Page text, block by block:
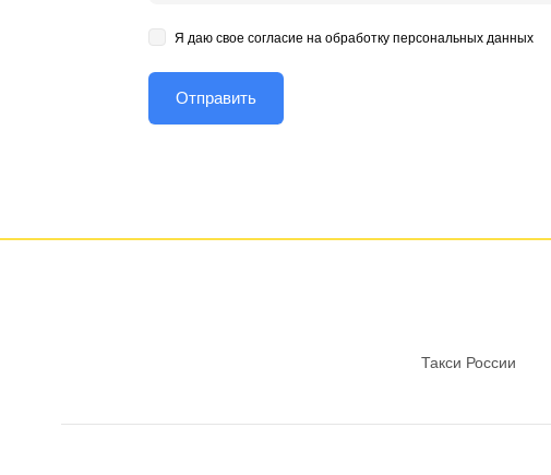
Я даю свое согласие на обработку персональных данных
Такси России